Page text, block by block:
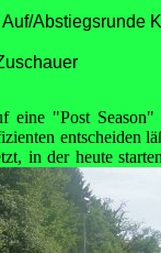
Auf/Abstiegsrunde
"Post
entscheiden
in der heute